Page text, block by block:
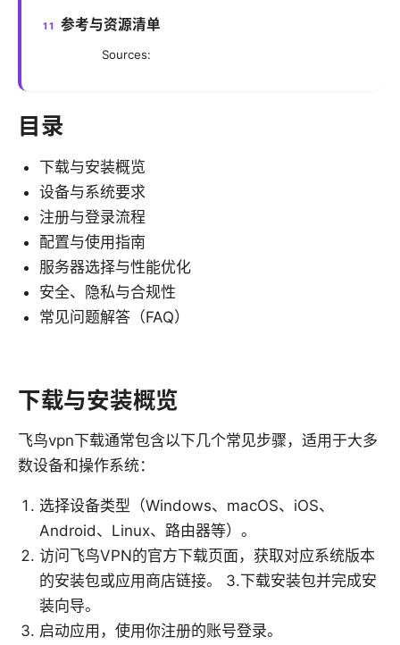
参考与资源清单
Sources:
目录
下载与安装概览
设备与系统要求
注册与登录流程
配置与使用指南
服务器选择与性能优化
安全、隐私与合规性
常见问题解答（FAQ）
下载与安装概览
飞鸟vpn下载通常包含以下几个常见步骤，适用于大多
数设备和操作系统：
选择设备类型（Windows、macOS、iOS、
Android、Linux、路由器等）。
访问飞鸟VPN的官方下载页面，获取对应系统版本
的安装包或应用商店链接。 3.下载安装包并完成安
装向导。
启动应用，使用你注册的账号登录。